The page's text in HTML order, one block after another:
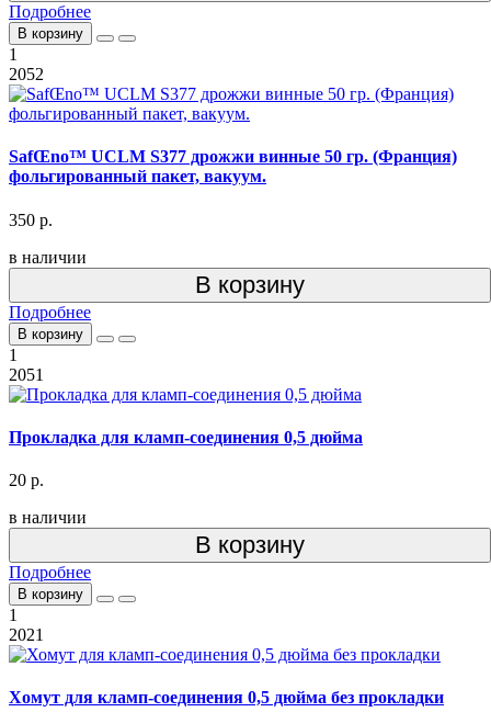
Подробнее
В корзину
1
2052
SafŒno™ UCLM S377 дрожжи винные 50 гр. (Франция)
фольгированный пакет, вакуум.
350 р.
в наличии
В корзину
Подробнее
В корзину
1
2051
Прокладка для кламп-соединения 0,5 дюйма
20 р.
в наличии
В корзину
Подробнее
В корзину
1
2021
Хомут для кламп-соединения 0,5 дюйма без прокладки